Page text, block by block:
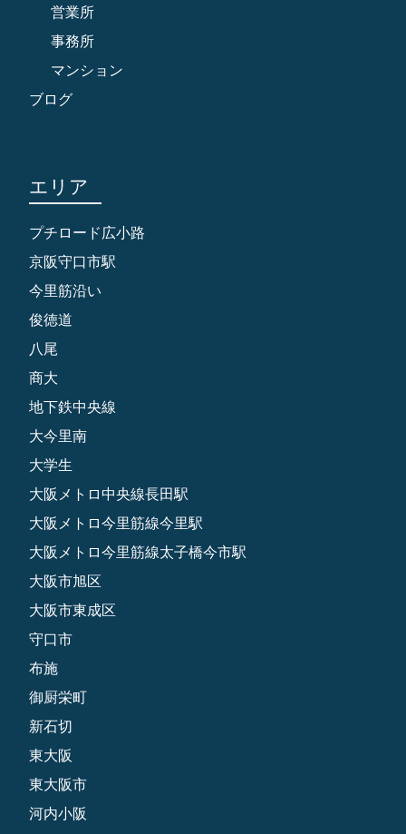
営業所
事務所
マンション
ブログ
エリア
プチロード広小路
京阪守口市駅
今里筋沿い
俊徳道
八尾
商大
地下鉄中央線
大今里南
大学生
大阪メトロ中央線長田駅
大阪メトロ今里筋線今里駅
大阪メトロ今里筋線太子橋今市駅
大阪市旭区
大阪市東成区
守口市
布施
御厨栄町
新石切
東大阪
東大阪市
河内小阪